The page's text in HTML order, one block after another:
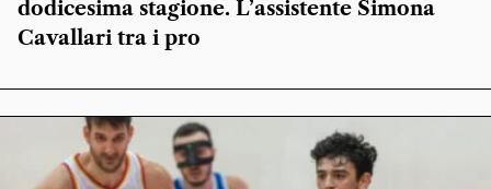
dodicesima stagione. L’assistente Simona
Cavallari tra i pro